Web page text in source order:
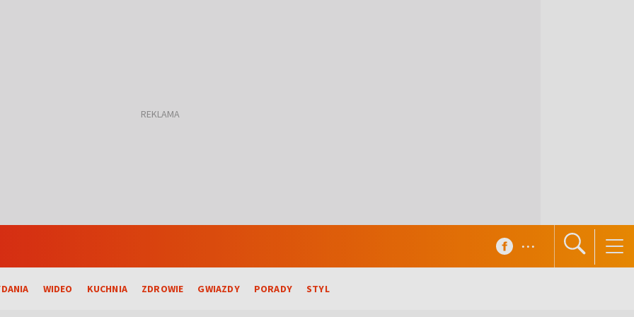
WIDEO KUCHNIA ZDROWIE GWIAZDY PORADY STYL
...